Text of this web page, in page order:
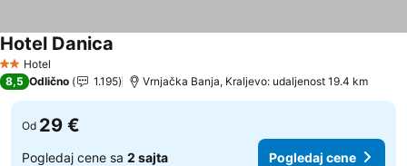
2 Zvezdice
Hotel
Hotel Danica
8,5 Odlično 1.195 Vrnjačka Banja, Kraljevo: udaljenost 19.4 km
Od 29 €
Pogledaj cene sa 2 sajta Pogledaj cene